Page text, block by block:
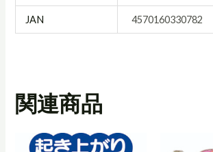
JAN 4570160330782
関連商品